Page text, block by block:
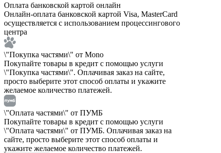
Оплата банковской картой онлайн
Онлайн-оплата банковской картой Visa, MasterCard
осуществляется с использованием процессингового
центра
\"Покупка частями\" от Mono
Покупайте товары в кредит с помощью услуги
\"Покупка частями\". Оплачивая заказ на сайте,
просто выберите этот способ оплаты и укажите
желаемое количество платежей.
\"Оплата частями\" от ПУМБ
Покупайте товары в кредит с помощью услуги
\"Оплата частями\" от ПУМБ. Оплачивая заказ на
сайте, просто выберите этот способ оплаты и
укажите желаемое количество платежей.